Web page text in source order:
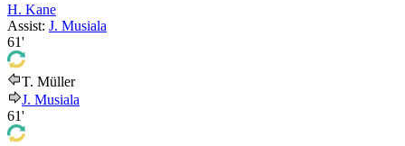
H. Kane
Assist: J. Musiala
61'
T. Müller
J. Musiala
61'